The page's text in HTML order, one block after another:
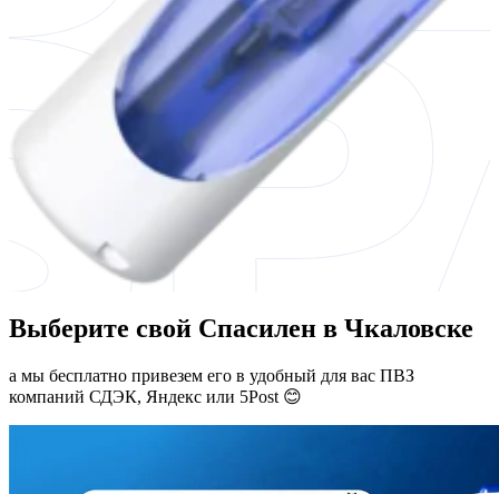
Выберите свой Спасилен в Чкаловске
а мы бесплатно привезем его в удобный для вас ПВЗ
компаний СДЭК, Яндекс или 5Post 😊